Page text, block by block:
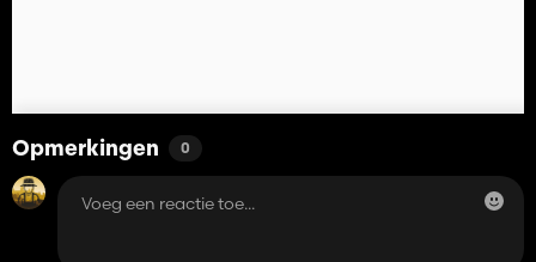
Opmerkingen 0